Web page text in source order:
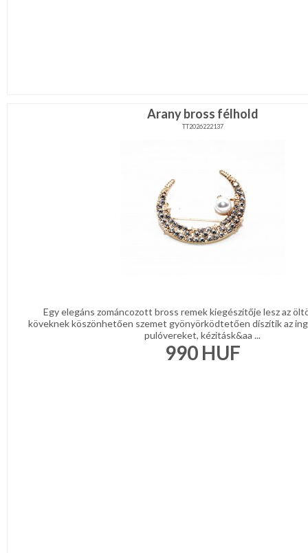
Arany bross félhold
TT2026222137
Egy elegáns zománcozott bross remek kiegészítője lesz az
köveknek köszönhetően szemet gyönyörködtetően díszítik az
pulóvereket, kézitásk&aa ...
990HUF